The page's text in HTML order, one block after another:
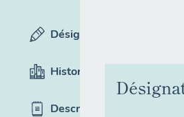
Désignation
Historique
Description